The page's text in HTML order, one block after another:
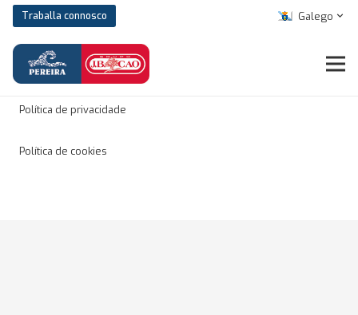
Traballa connosco Galego
Aviso legal
Política de privacidade
Política de cookies